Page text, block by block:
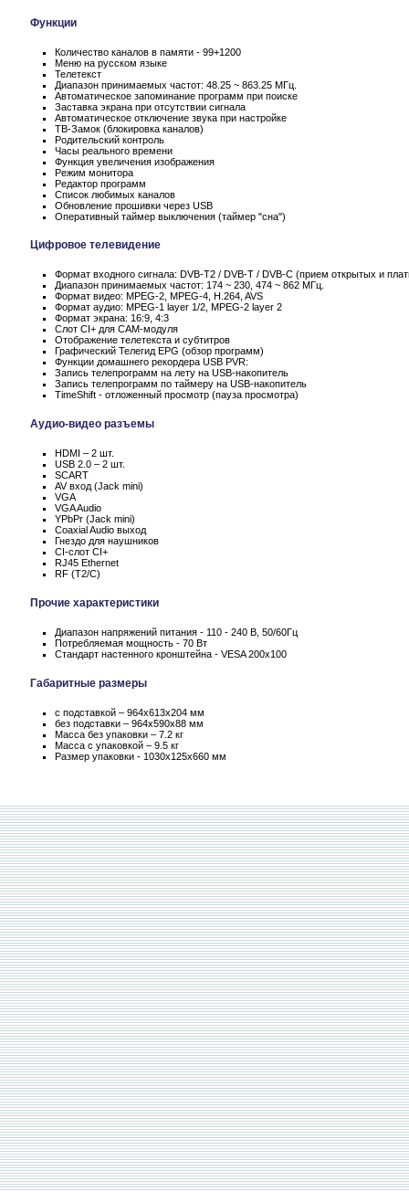
Функции
Количество каналов в памяти - 99+1200
Меню на русском языке
Телетекст
Диапазон принимаемых частот: 48.25 ~ 863.25 МГц.
Автоматическое запоминание программ при поиске
Заставка экрана при отсутствии сигнала
Автоматическое отключение звука при настройке
ТВ-Замок (блокировка каналов)
Родительский контроль
Часы реального времени
Функция увеличения изображения
Режим монитора
Редактор программ
Список любимых каналов
Обновление прошивки через USB
Оперативный таймер выключения (таймер "сна")
Цифровое телевидение
Формат входного сигнала: DVB-T2 / DVB-T / DVB-C (прием открытых и
Диапазон принимаемых частот: 174 ~ 230, 474 ~ 862 МГц.
Формат видео: MPEG-2, MPEG-4, H.264, AVS
Формат аудио: MPEG-1 layer 1/2, MPEG-2 layer 2
Формат экрана: 16:9, 4:3
Слот CI+ для CAM-модуля
Отображение телетекста и субтитров
Графический Телегид EPG (обзор программ)
Функции домашнего рекордера USB PVR:
Запись телепрограмм на лету на USB-накопитель
Запись телепрограмм по таймеру на USB-накопитель
TimeShift - отложенный просмотр (пауза просмотра)
Аудио-видео разъемы
HDMI – 2 шт.
USB 2.0 – 2 шт.
SCART
AV вход (Jack mini)
VGA
VGA Audio
YPbPr (Jack mini)
Coaxial Audio выход
Гнездо для наушников
CI-слот CI+
RJ45 Ethernet
RF (T2/C)
Прочие характеристики
Диапазон напряжений питания - 110 - 240 В, 50/60Гц
Потребляемая мощность - 70 Вт
Стандарт настенного кронштейна - VESA 200x100
Габаритные размеры
с подставкой – 964x613x204 мм
без подставки – 964x590x88 мм
Масса без упаковки – 7.2 кг
Масса c упаковкой – 9.5 кг
Размер упаковки - 1030x125x660 мм